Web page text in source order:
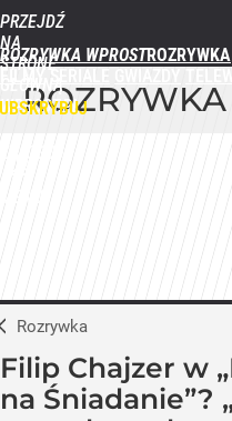
PRZEJDŹ
NA
STRONĘ
GŁÓWNĄ
WPROST.PL
ROZRYWKA WPROST
ROZRYWKA
Rozrywka
Filip Chajzer w
na Śniadanie”?